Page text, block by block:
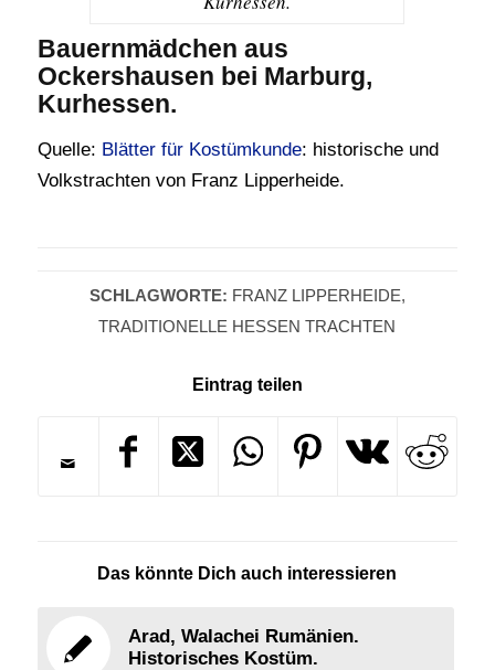
Bauernmädchen aus
Ockershausen bei Marburg,
Kurhessen.
Quelle: Blätter für Kostümkunde: historische und
Volkstrachten von Franz Lipperheide.
SCHLAGWORTE: FRANZ LIPPERHEIDE,
TRADITIONELLE HESSEN TRACHTEN
Eintrag teilen
Das könnte Dich auch interessieren
Arad, Walachei Rumänien.
Historisches Kostüm.